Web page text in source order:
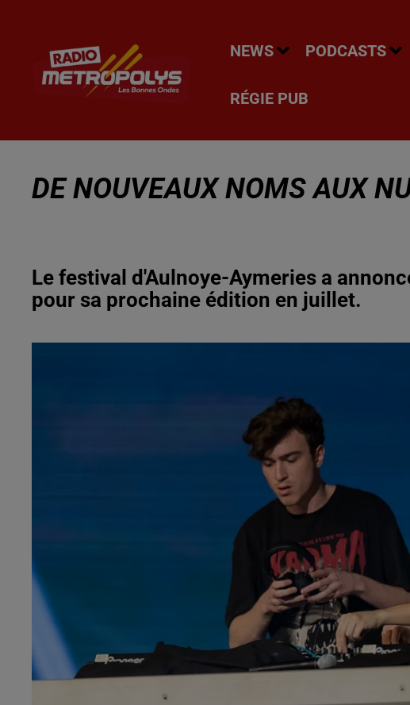
NEWS PODCASTS
RÉGIE PUB
DE NOUVEAUX NOMS AUX
Le festival d'Aulnoye-Aymeries a
pour sa prochaine édition en juillet.